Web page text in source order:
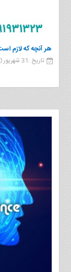
هر آنچه که لازم
تاریخ :31 شهریور 1400, 10:30